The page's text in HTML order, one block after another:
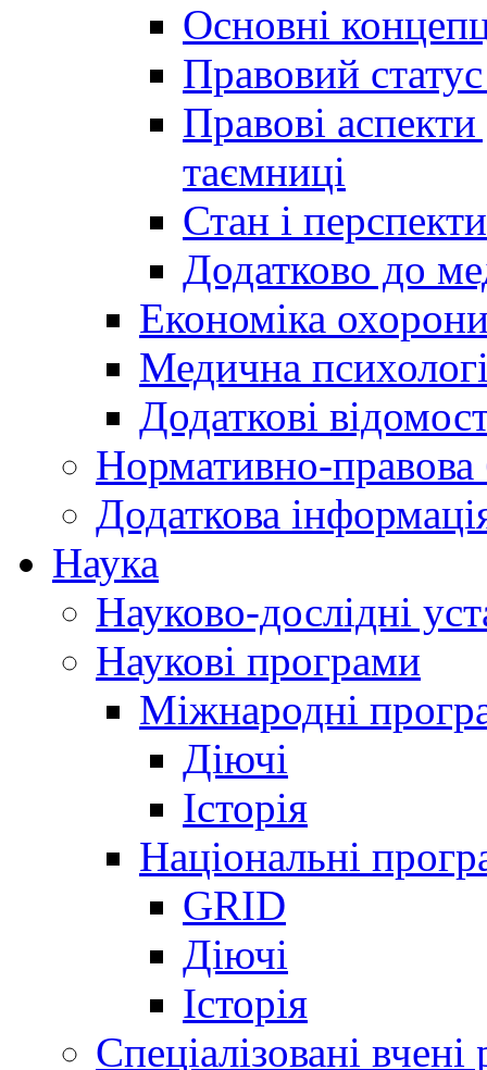
Основні
Правовий
Правові
таємниці
Стан і
Додатково до
Економіка
Медична
Додаткові
Нормативно-правова
Додаткова
Наука
Науково-дослідні
Наукові програми
Міжнародні
Діючі
Історія
Національні
GRID
Діючі
Історія
Спеціалізовані вчені